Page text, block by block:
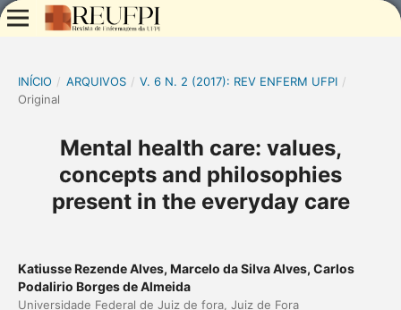
INÍCIO / ARQUIVOS / V. 6 N. 2 (2017): REV ENFERM UFPI /
Original
Mental health care: values,
concepts and philosophies
present in the everyday care
Katiusse Rezende Alves, Marcelo da Silva Alves, Carlos
Podalirio Borges de Almeida
Universidade Federal de Juiz de fora, Juiz de Fora